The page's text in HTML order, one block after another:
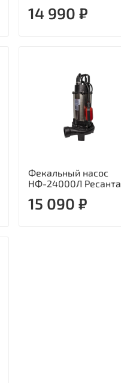
14 990 ₽
Фекальный насос
НФ-24000Л Ресанта
15 090 ₽